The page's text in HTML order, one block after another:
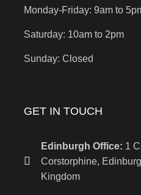
Monday-Friday: 9am to
Saturday: 10am to 2pm
Sunday: Closed
GET IN TOUCH
Edinburgh Office: 1
Corstorphine,
Kingdom